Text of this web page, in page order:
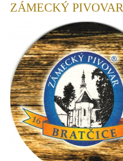
ZÁMECKÝ PIVOVAR